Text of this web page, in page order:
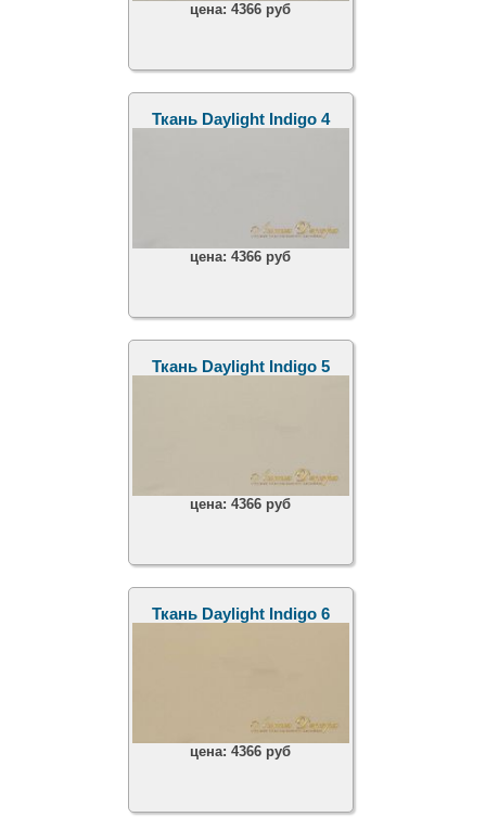
цена:4366 руб
Ткань Daylight Indigo 4
цена:4366 руб
Ткань Daylight Indigo 5
цена:4366 руб
Ткань Daylight Indigo 6
цена:4366 руб